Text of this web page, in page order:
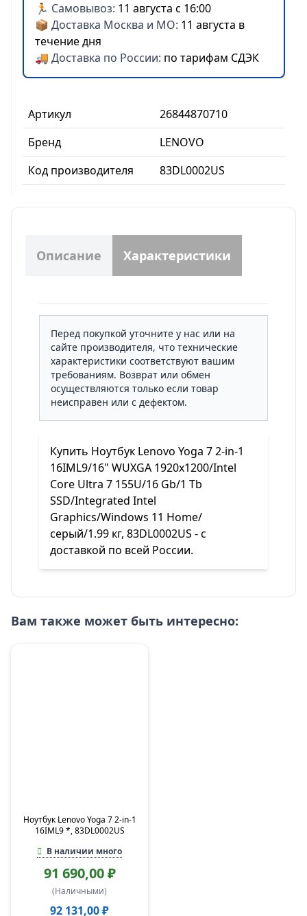
Артикул
26844870710
Бренд
LENOVO
Код производителя
83DL0002US
🏃 Самовывоз: 11 августа с 16:00
📦 Доставка Москва и МО: 11 августа в
течение дня
🚚 Доставка по России: по тарифам СДЭК
Описание Характеристики
Перед покупкой уточните у нас или на
сайте производителя, что технические
характеристики соответствуют вашим
требованиям. Возврат или обмен
осуществляются только если товар
неисправен или с дефектом.
Купить Ноутбук Lenovo Yoga 7 2-in-1
16IML9/16" WUXGA 1920x1200/Intel
Core Ultra 7 155U/16 Gb/1 Tb
SSD/Integrated Intel
Graphics/Windows 11 Home/
серый/1.99 кг, 83DL0002US - с
доставкой по всей России.
Вам также может быть интересно:
Ноутбук Lenovo Yoga 7 2-in-1
16IML9 *, 83DL0002US
В наличии много
91 690,00 ₽
(Наличными)
92 131,00 ₽